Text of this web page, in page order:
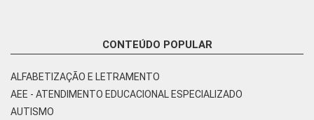
CONTEÚDO POPULAR
ALFABETIZAÇÃO E LETRAMENTO
AEE - ATENDIMENTO EDUCACIONAL ESPECIALIZADO
AUTISMO